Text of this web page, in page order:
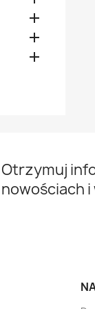



Otrzymuj
nowościach